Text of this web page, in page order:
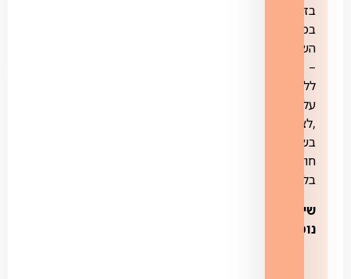
בזק
במבצע
השקה
–
ללא
עלות
,לציוד
בשכירות
חודשית
בלבד.
שירותים
נוספים: